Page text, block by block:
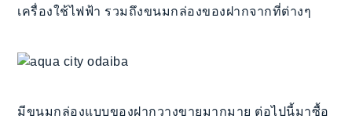
เครื่องใช้ไฟฟ้า รวมถึงขนมกล่องของฝากจากที่ต่างๆ
มีขนมกล่องแบบของฝากวางขายมากมาย ต่อไปนี้มาซื้อ